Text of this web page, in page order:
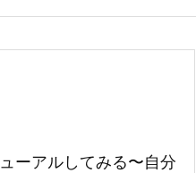

検索
ーアルしてみる〜自分